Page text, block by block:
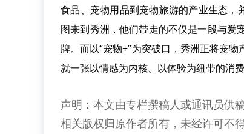
食品、宠物用品到宠物旅游的产业生态，
图来到秀洲，他们带走的不仅是一段与爱
牌。而以“宠物+”为突破口，秀洲正将宠
就一张以情感为内核、以体验为纽带的消费
声明：本文由专栏撰稿人或通讯员供
相关版权归原作者所有，未经许可不